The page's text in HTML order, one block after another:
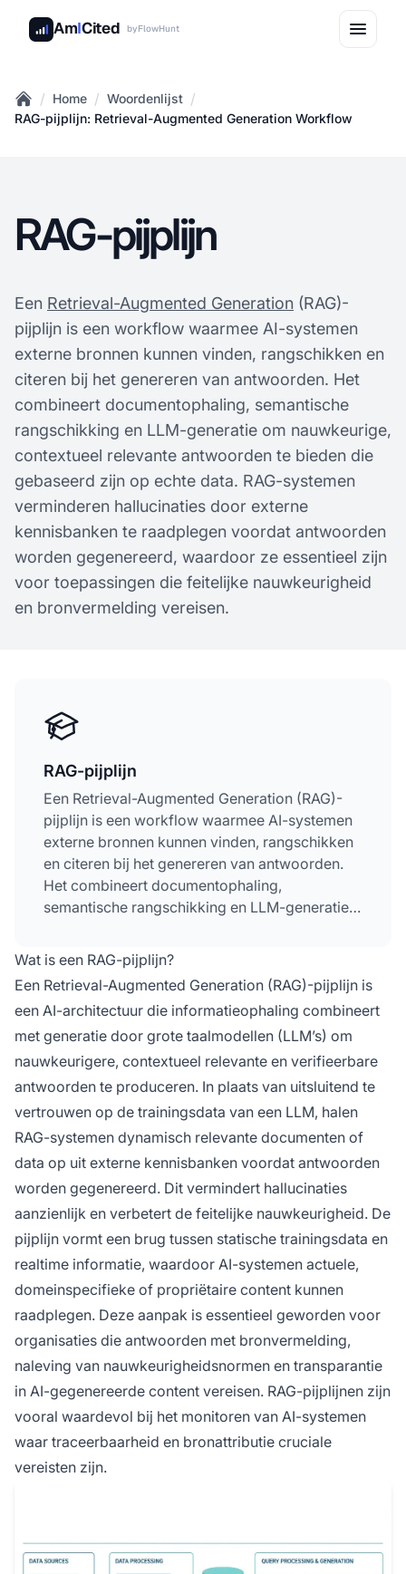
AmICited byFlowHunt
Home
/ Home / Woordenlijst /
RAG-pijplijn: Retrieval-Augmented Generation Workflow
RAG-pijplijn
Een Retrieval-Augmented Generation (RAG)-
pijplijn is een workflow waarmee AI-systemen
externe bronnen kunnen vinden, rangschikken en
citeren bij het genereren van antwoorden. Het
combineert documentophaling, semantische
rangschikking en LLM-generatie om nauwkeurige,
contextueel relevante antwoorden te bieden die
gebaseerd zijn op echte data. RAG-systemen
verminderen hallucinaties door externe
kennisbanken te raadplegen voordat antwoorden
worden gegenereerd, waardoor ze essentieel zijn
voor toepassingen die feitelijke nauwkeurigheid
en bronvermelding vereisen.
RAG-pijplijn
Een Retrieval-Augmented Generation (RAG)-
pijplijn is een workflow waarmee AI-systemen
externe bronnen kunnen vinden, rangschikken
en citeren bij het genereren van antwoorden.
Het combineert documentophaling,
semantische rangschikking en LLM-generatie
antwoorden te bieden die gebaseerd zijn op
echte data. RAG-systemen verminderen
hallucinaties door externe kennisbanken te
raadplegen voordat antwoorden worden
gegenereerd, waardoor ze essentieel zijn voor
toepassingen die feitelijke nauwkeurigheid en
bronvermelding vereisen.
Wat is een RAG-pijplijn?
Een Retrieval-Augmented Generation (RAG)-pijplijn is
een AI-architectuur die informatieophaling combineert
met generatie door grote taalmodellen (LLM’s) om
nauwkeurigere, contextueel relevante en verifieerbare
antwoorden te produceren. In plaats van uitsluitend te
vertrouwen op de trainingsdata van een LLM, halen
RAG-systemen dynamisch relevante documenten of
data op uit externe kennisbanken voordat antwoorden
worden gegenereerd. Dit vermindert hallucinaties
aanzienlijk en verbetert de feitelijke nauwkeurigheid. De
pijplijn vormt een brug tussen statische trainingsdata en
realtime informatie, waardoor AI-systemen actuele,
domeinspecifieke of propriëtaire content kunnen
raadplegen. Deze aanpak is essentieel geworden voor
organisaties die antwoorden met bronvermelding,
naleving van nauwkeurigheidsnormen en transparantie
in AI-gegenereerde content vereisen. RAG-pijplijnen zijn
vooral waardevol bij het monitoren van AI-systemen
waar traceerbaarheid en bronattributie cruciale
vereisten zijn.